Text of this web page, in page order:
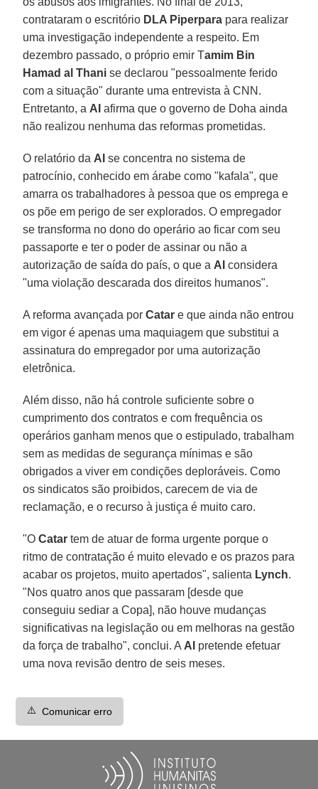
contrataram o escritório DLA Piperpara para realizar
uma investigação independente a respeito. Em
dezembro passado, o próprio emir Tamim Bin
Hamad al Thani se declarou "pessoalmente ferido
com a situação" durante uma entrevista à CNN.
Entretanto, a AI afirma que o governo de Doha ainda
não realizou nenhuma das reformas prometidas.
O relatório da AI se concentra no sistema de
patrocínio, conhecido em árabe como "kafala", que
amarra os trabalhadores à pessoa que os emprega e
os põe em perigo de ser explorados. O empregador
se transforma no dono do operário ao ficar com seu
passaporte e ter o poder de assinar ou não a
autorização de saída do país, o que a AI considera
"uma violação descarada dos direitos humanos".
A reforma avançada porCatar e que ainda não entrou
em vigor é apenas uma maquiagem que substitui a
assinatura do empregador por uma autorização
eletrônica.
Além disso, não há controle suficiente sobre o
cumprimento dos contratos e com frequência os
operários ganham menos que o estipulado, trabalham
sem as medidas de segurança mínimas e são
obrigados a viver em condições deploráveis. Como
os sindicatos são proibidos, carecem de via de
reclamação, e o recurso à justiça é muito caro.
"OCatar tem de atuar de forma urgente porque o
ritmo de contratação é muito elevado e os prazos para
acabar os projetos, muito apertados", salienta Lynch.
"Nos quatro anos que passaram [desde que
conseguiu sediar a Copa], não houve mudanças
significativas na legislação ou em melhoras na gestão
da força de trabalho", conclui. A AI pretende efetuar
uma nova revisão dentro de seis meses.
⚠️ Comunicar erro